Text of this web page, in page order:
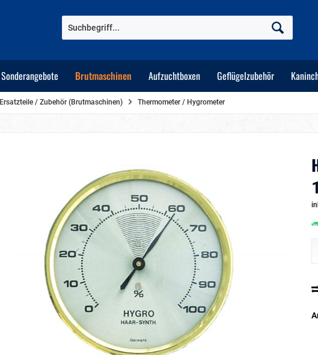
Sonderangebote Brutmaschinen Aufzuchtboxen Geflügelzubehör
Ersatzteile / Zubehör (Brutmaschinen) Thermometer / Hygrometer